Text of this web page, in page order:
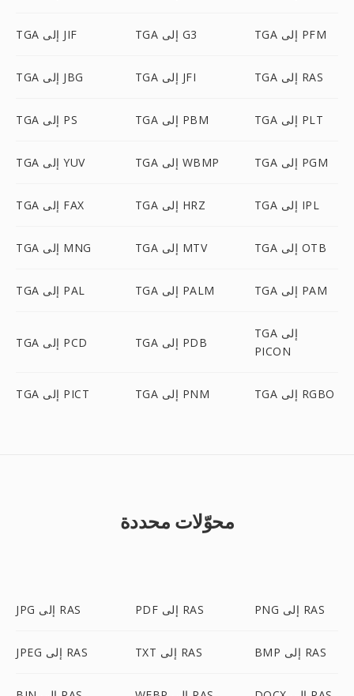
TGA إلى JIF TGA إلى G3 TGA إلى PFM
TGA إلى JBG TGA إلى JFI TGA إلى RAS
TGA إلى PS TGA إلى PBM TGA إلى PLT
TGA إلى YUV TGA إلى WBMP TGA إلى PGM
TGA إلى FAX TGA إلى HRZ TGA إلى IPL
TGA إلى MNG TGA إلى MTV TGA إلى OTB
TGA إلى PAL TGA إلى PALM TGA إلى PAM
TGA إلى PCD TGA إلى PDB
TGA إلى
PICON
TGA إلى PICT TGA إلى PNM TGA إلى RGBO
محوّلات محددة
JPG إلى RAS PDF إلى RAS PNG إلى RAS
JPEG إلى RAS TXT إلى RAS BMP إلى RAS